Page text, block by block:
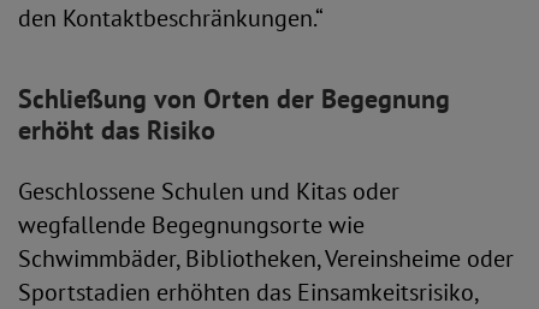
den Kontaktbeschränkungen.“
Schließung von Orten der Begegnung
erhöht das Risiko
Geschlossene Schulen und Kitas oder
wegfallende Begegnungsorte wie
Schwimmbäder, Bibliotheken, Vereinsheime oder
Sportstadien erhöhten das Einsamkeitsrisiko,